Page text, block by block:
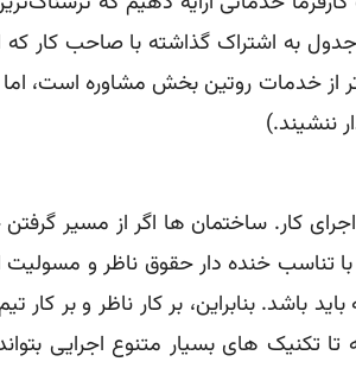
به اشتراک گذاشته با صاحب کار که
فراتر از خدمات روتین بخش مشاوره
ننشیند.)
کار. ساختمان ها اگر از مسیر
با تناسب خنده دار حقوق ناظر و
باشد. بنابراین، بر کار ناظر و بر
تکنیک های بسیار متنوع اجرایی